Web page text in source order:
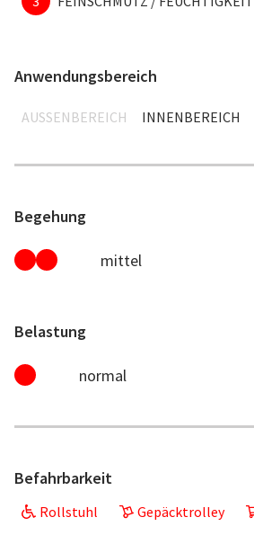
Anwendungsbereich
AUSSENBEREICH INNENBEREICH
Begehung
mittel
Belastung
normal
Befahrbarkeit
Rollstuhl Gepäcktrolley